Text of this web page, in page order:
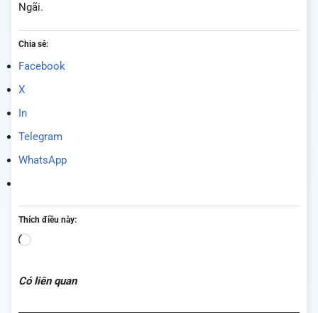
Ngãi.
Chia sẻ:
Facebook
X
In
Telegram
WhatsApp
Thích điều này:
Đang
Có liên quan